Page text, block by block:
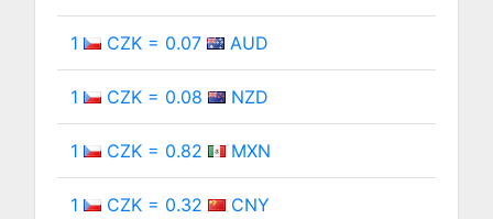
1 CZK = 0.07 AUD
1 CZK = 0.08 NZD
1 CZK = 0.82 MXN
1 CZK = 0.32 CNY